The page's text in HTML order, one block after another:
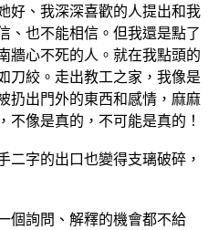
好、我深深喜歡的人提出和我
、也不能相信。但我還是點了
牆心不死的人。就在我點頭的
刀絞。走出教工之家，我像是
扔出門外的東西和感情，麻麻
不像是真的，不可能是真的！
二字的出口也變得支璃破碎，
個詢問、解釋的機會都不給